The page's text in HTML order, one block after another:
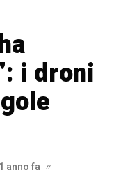
i droni
1 anno fa